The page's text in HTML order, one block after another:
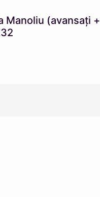
Manoliu (avansați +